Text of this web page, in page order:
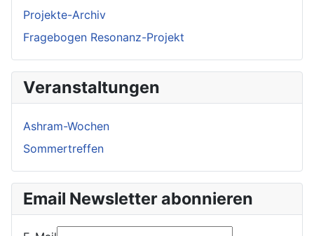
Projekte-Archiv
Fragebogen Resonanz-Projekt
Veranstaltungen
Ashram-Wochen
Sommertreffen
Email Newsletter abonnieren